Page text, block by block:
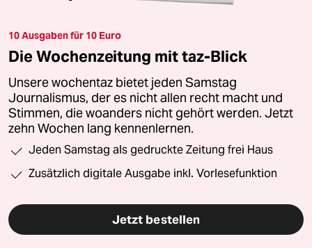
10 Ausgaben für 10 Euro
Die Wochenzeitung mit taz-Blick
Unsere wochentaz bietet jeden Samstag
Journalismus, der es nicht allen recht macht und
Stimmen, die woanders nicht gehört werden. Jetzt
zehn Wochen lang kennenlernen.
Jeden Samstag als gedruckte Zeitung frei Haus
Zusätzlich digitale Ausgabe inkl. Vorlesefunktion
Jetzt bestellen